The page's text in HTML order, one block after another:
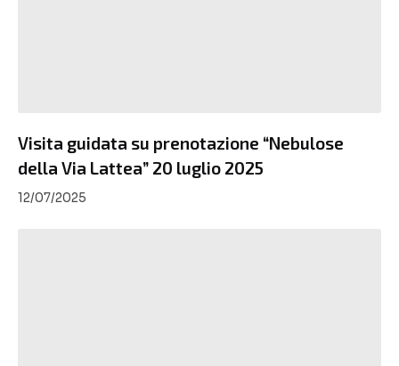
Visita guidata su prenotazione “Nebulose
della Via Lattea” 20 luglio 2025
12/07/2025